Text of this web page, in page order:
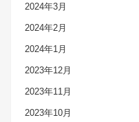
2024年3月
2024年2月
2024年1月
2023年12月
2023年11月
2023年10月